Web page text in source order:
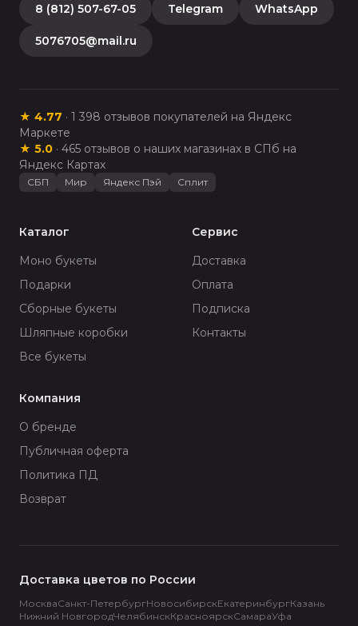
8 (812) 507-67-05 Telegram WhatsApp
5076705@mail.ru
★ 4.77 · 1 398 отзывов покупателей на Яндекс
Маркете
★ 5.0 · 465 отзывов о наших магазинах в СПб на
Яндекс Картах
СБП Мир Яндекс Пэй Сплит
Каталог
Моно букеты
Подарки
Сборные букеты
Шляпные коробки
Все букеты
Сервис
Доставка
Оплата
Подписка
Контакты
Компания
О бренде
Публичная оферта
Политика ПД
Возврат
Доставка цветов по России
МоскваСанкт-ПетербургНовосибирскЕкатеринбургКазань
Нижний НовгородЧелябинскКрасноярскСамараУфа